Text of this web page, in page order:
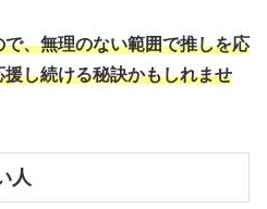
、無理のない範囲で推しを応
し続ける秘訣かもしれませ
人